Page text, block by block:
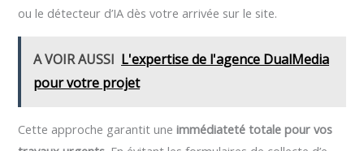
ou le détecteur d’IA dès votre arrivée sur le site.
A VOIR AUSSI L'expertise de l'agence DualMedia
pour votre projet
Cette approche garantit uneimmédiateté totale pour vos